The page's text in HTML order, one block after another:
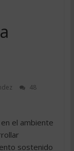
48
el ambiente
sostenido